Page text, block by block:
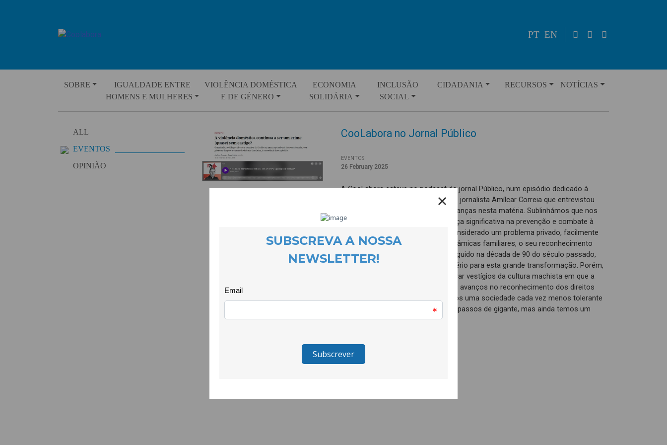
PT EN
SOBRE
IGUALDADE ENTRE
HOMENS E MULHERES
VIOLÊNCIA DOMÉSTICA
E DE GÉNERO
ECONOMIA
SOLIDÁRIA
INCLUSÃO
SOCIAL
CIDADANIA RECURSOS NOTÍCIAS
ALL
EVENTOS
OPINIÃO
CooLabora no Jornal Público
EVENTOS
26 February 2025
A CooLabora esteve no podcast do jornal Público, num episódio dedicado à
violência doméstica conduzido pelo jornalista Amílcar Correia que entrevistou
Graça Rojão sobre as grandes mudanças nesta matéria. Sublinhámos que nos
últimos 50 anos houve uma mudança significativa na prevenção e combate à
violência doméstica. Se este era considerado um problema privado, facilmente
remetido para o foro íntimo das dinâmicas familiares, o seu reconhecimento
legal enquanto crime público conseguido na década de 90 do século passado,
representou um contributo muito sério para esta grande transformação. Porém,
embora hoje não seja difícil encontrar vestígios da cultura machista em que a
violência se alicerça, houve grandes avanços no reconhecimento dos direitos
humanos das mulheres e hoje temos uma sociedade cada vez menos tolerante
face à violência doméstica. Demos passos de gigante, mas ainda temos um
longo caminho a percorrer.